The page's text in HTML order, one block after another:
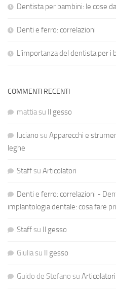
Dentista per bambini: le cose
Denti e ferro: correlazioni
L’importanza del dentista per i
COMMENTI RECENTI
mattiasu Il gesso
luciano su Apparecchi e
leghe
Staffsu Articolatori
Denti e ferro: correlazioni -
implantologia dentale: cosa fare
Staffsu Il gesso
Giuliasu Il gesso
Guido de Stefano su Articolatori